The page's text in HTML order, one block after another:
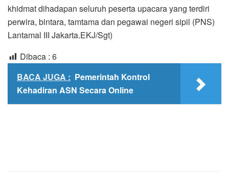
khidmat dihadapan seluruh peserta upacara yang terdiri
perwira, bintara, tamtama dan pegawai negeri sipil (PNS)
Lantamal III Jakarta.EKJ/Sgt)
Dibaca : 6
BACA JUGA : Pemerintah Kontrol
Kehadiran ASN Secara Online